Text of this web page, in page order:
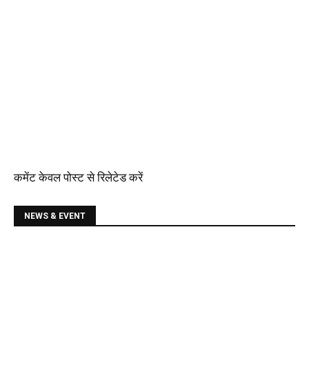
कमेंट केवल पोस्ट से रिलेटेड करें
NEWS & EVENT